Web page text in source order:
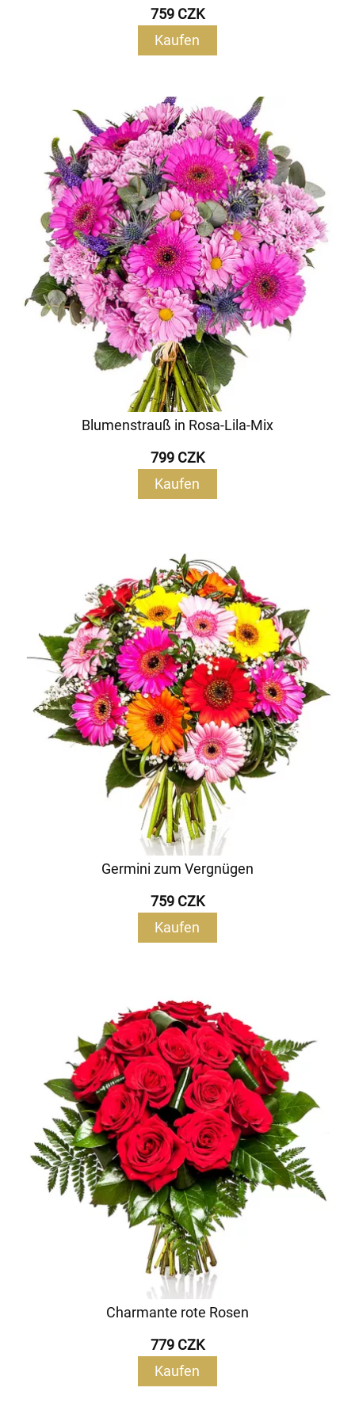
759 CZK
Kaufen
Blumenstrauß in Rosa-Lila-Mix
799 CZK
Kaufen
Germini zum Vergnügen
759 CZK
Kaufen
Charmante rote Rosen
779 CZK
Kaufen